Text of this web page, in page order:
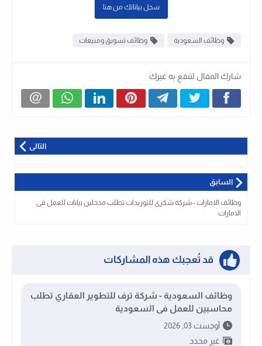
سجل بياناتك من هنا
وظائف السعودية وظائف تسويق ومبيعات
شارك المقال لتنفع به غيرك
التالى
السابق
وظائف الامارات - شركة شكرى للتوريدات تطلب مدخلين بيانات للعمل فى
الامارات
قد تُعجبك هذه المشاركات
وظائف السعودية - شركة ترف للتطوير العقاري تطلب
محاسبين للعمل فى السعودية
أوجست 03, 2026
غير محدد